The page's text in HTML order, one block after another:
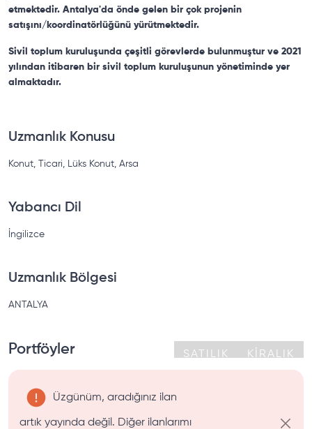
etmektedir. Antalya'da önde gelen bir çok projenin
satışını/koordinatörlüğünü yürütmektedir.
Sivil toplum kuruluşunda çeşitli görevlerde bulunmuştur ve 2021
yılından itibaren bir sivil toplum kuruluşunun yönetiminde yer
almaktadır.
Uzmanlık Konusu
Konut, Ticari, Lüks Konut, Arsa
Yabancı Dil
İngilizce
Uzmanlık Bölgesi
ANTALYA
Portföyler SATILIK KİRALIK
Üzgünüm, aradığınız ilan
artık yayında değil. Diğer ilanlarımı